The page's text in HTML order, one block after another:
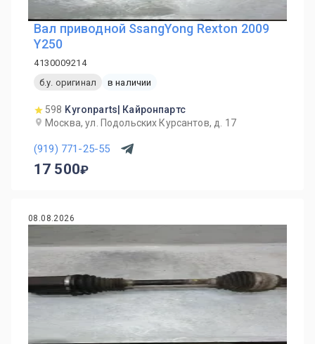
Вал приводной SsangYong Rexton 2009
Y250
4130009214
б.у. оригинал
в наличии
598 Kyronparts| Кайронпартс
Москва, ул. Подольских Курсантов, д. 17
(919) 771-25-55
17 500
08.08.2026